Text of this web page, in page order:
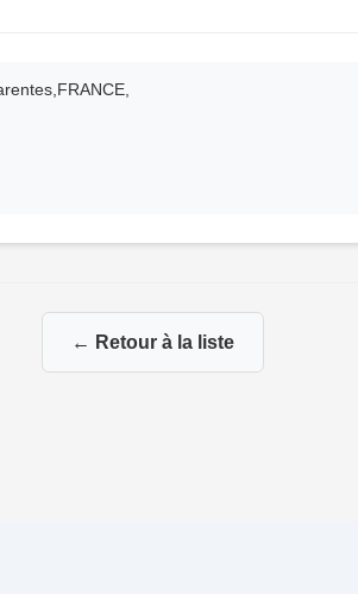
← Retour à la liste